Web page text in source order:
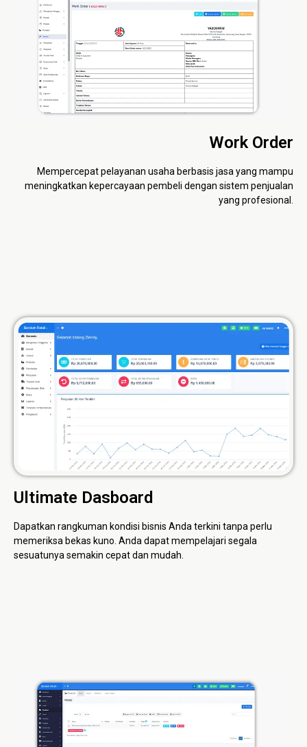
Work Order
Mempercepat pelayanan usaha berbasis jasa yang mampu
meningkatkan kepercayaan pembeli dengan sistem penjualan
yang profesional.
Ultimate Dasboard
Dapatkan rangkuman kondisi bisnis Anda terkini tanpa perlu
memeriksa bekas kuno. Anda dapat mempelajari segala
sesuatunya semakin cepat dan mudah.